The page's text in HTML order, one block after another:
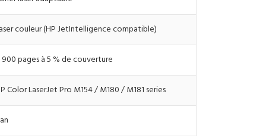
couleur (HP JetIntelligence compatible)
pages à 5 % de couverture
Color LaserJet Pro M154 / M180 / M181 series